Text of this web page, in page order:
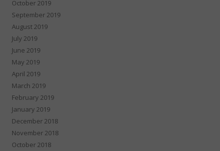
October 2019
September 2019
August 2019
July 2019
June 2019
May 2019
April 2019
March 2019
February 2019
January 2019
December 2018
November 2018
October 2018